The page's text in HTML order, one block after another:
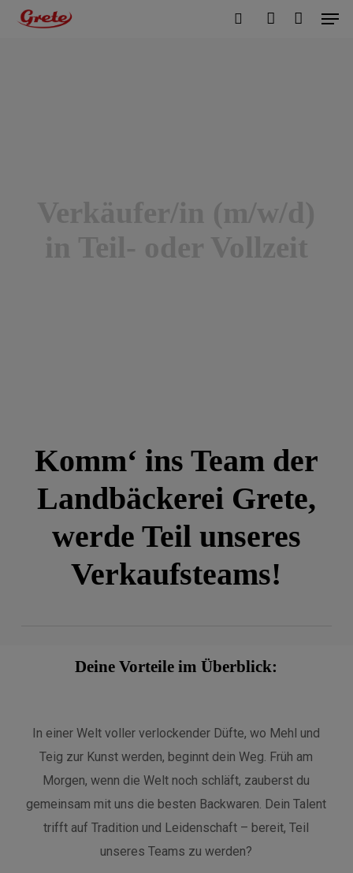
Skip
Komm‘ ins Team der
Landbäckerei Grete,
werde Teil unseres
Verkaufsteams!
Deine Vorteile im Überblick:
In einer Welt voller verlockender Düfte, wo Mehl und
Teig zur Kunst werden, beginnt dein Weg. Früh am
Morgen, wenn die Welt noch schläft, zauberst du
gemeinsam mit uns die besten Backwaren. Dein Talent
trifft auf Tradition und Leidenschaft – bereit, Teil
unseres Teams zu werden?